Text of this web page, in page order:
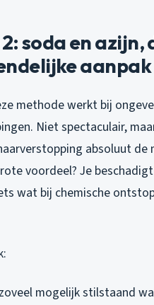
soda en azijn,
aanpak
methode werkt bij
Niet spectaculair,
absoluut de
voordeel? Je
wat bij chemische
mogelijk stilstaand